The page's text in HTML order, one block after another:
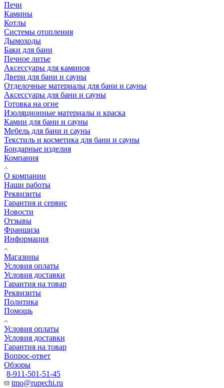
Печи
Камины
Котлы
Системы отопления
Дымоходы
Баки для бани
Печное литье
Аксессуары для каминов
Двери для бани и сауны
Отделочные материалы для бани и сауны
Аксессуары для бани и сауны
Готовка на огне
Изоляционные материалы и краска
Камни для бани и сауны
Мебель для бани и сауны
Текстиль и косметика для бани и сауны
Бондарные изделия
Компания
О компании
Наши работы
Реквизиты
Гарантия и сервис
Новости
Отзывы
Франшиза
Информация
Магазины
Условия оплаты
Условия доставки
Гарантия на товар
Реквизиты
Политика
Помощь
Условия оплаты
Условия доставки
Гарантия на товар
Вопрос-ответ
Обзоры
8-911-501-51-45
tmo@rupechi.ru